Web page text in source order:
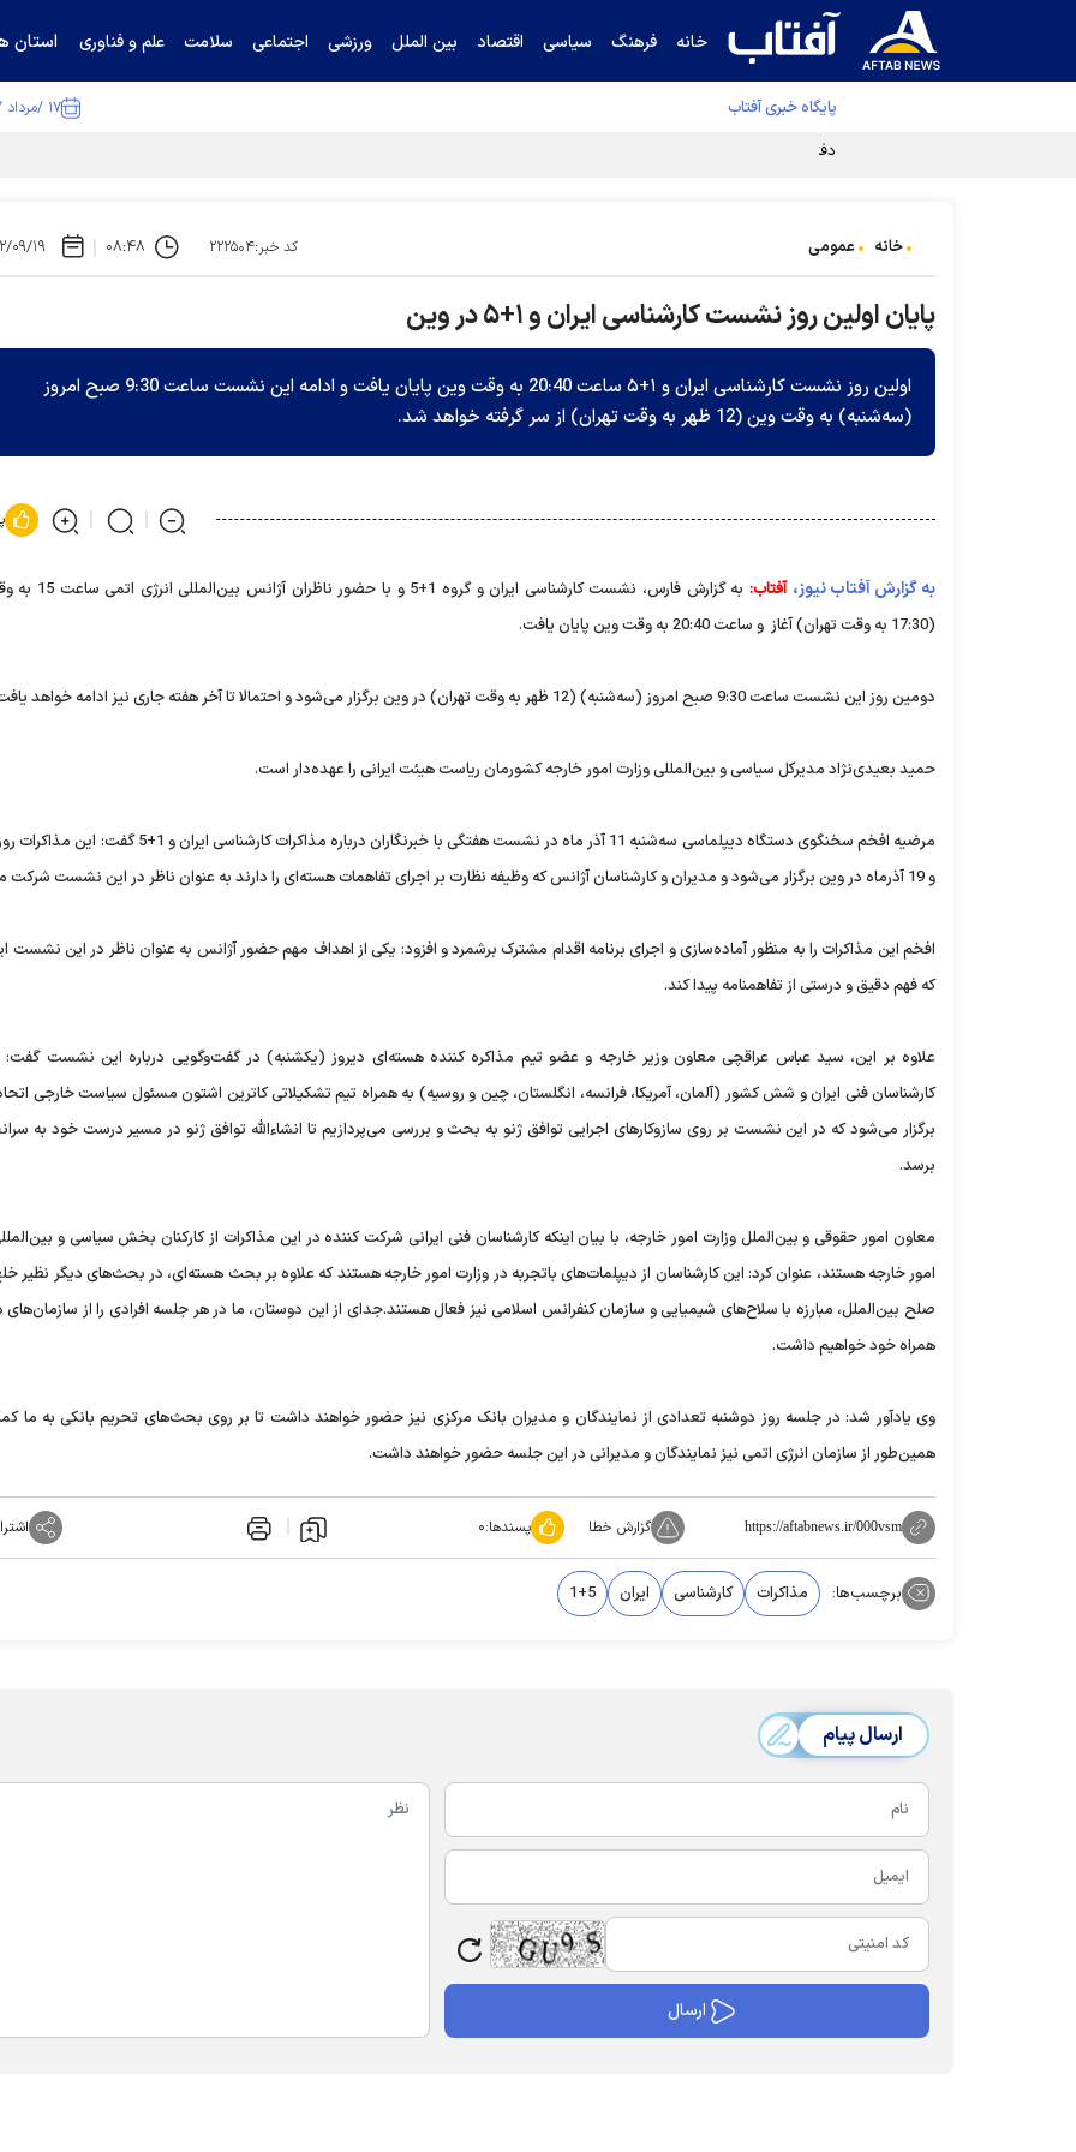
خانه فرهنگ سیاسی اقتصاد بین الملل ورزشی اجتماعی سلامت علم و فناوری استان
پایگاه خبری آفتاب ۱۷ /مرداد /۱۴۰۵
دفتر رهبر انقلاب ادعای خرازی درباره پزشکیان را تکذیب کرد
خانه عمومی کد خبر:۲۲۲۵۰۴ ۰۸:۴۸ ۱۳۹۲/
پایان اولین روز نشست کارشناسی ایران و ۱+۵ در وین
اولین روز نشست کارشناسی ایران و ۱+۵ ساعت 20:40 به وقت وین پایان یافت و ادامه این نشست ساعت 9:30 صبح امروز
(سه‌شنبه) به وقت وین (12 ظهر به وقت تهران) از سر گرفته خواهد شد.
به گزارش آفتاب نیوز، آفتاب:
به گزارش فارس، نشست کارشناسی ایران
(17:30 به وقت تهران) آغاز و ساعت 20:40 به وقت وین پایان یافت.
دومین روز این نشست ساعت 9:30 صبح امروز (سه‌شنبه) (12 ظهر به وقت تهران) در وین برگزار می‌شود و احتمالا تا آخر هفته جاری نیز ادامه خواهد یافت.
حمید بعیدی‌نژاد مدیرکل سیاسی و بین‌المللی وزارت امور خارجه کشورمان ریاست هیئت ایرانی را عهده‌دار است.
و 19 آذرماه در وین برگزار می‌شود و مدیران و کارشناسان آژانس که وظیفه نظارت بر اجرای تفاهمات هسته‌ای را دارند به عنوان ناظر در این نشست شرکت می‌کنند.
افخم این مذاکرات را به منظور آماده‌سازی و اجرای برنامه اقدام مشترک برشمرد و افزود: یکی از اهداف مهم حضور آژانس به عنوان ناظر در این نشست
که فهم دقیق و درستی از تفاهمنامه پیدا کند.
علاوه بر این، سید عباس عراقچی معاون وزیر خارجه و عضو تیم مذاکره کننده هسته‌ای دیروز (یکشنبه) در گفت‌وگویی درباره این نشست
کارشناسان فنی ایران و شش کشور (آلمان، آمریکا،‌ فرانسه، انگلستان، چین و روسیه) به همراه تیم تشکیلاتی کاترین اشتون مسئول سیاست خارجی
برگزار می‌شود که در این نشست بر روی سازوکارهای اجرایی توافق ژنو به بحث و بررسی می‌پردازیم تا انشاءالله توافق ژنو در مسیر درست خود به
برسد.
معاون امور حقوقی و بین‌الملل وزارت امور خارجه، با بیان اینکه کارشناسان فنی ایرانی شرکت کننده در این مذاکرات از کارکنان بخش سیاسی و
امور خارجه هستند، عنوان کرد: این کارشناسان از دیپلمات‌های باتجربه در وزارت امور خارجه هستند که علاوه بر بحث هسته‌ای، در بحث‌های دیگر نظیر
صلح بین‌الملل، مبارزه با سلاح‌های شیمیایی و سازمان کنفرانس اسلامی نیز فعال هستند.جدای از این دوستان، ما در هر جلسه افرادی را از سازمان‌های
همراه خود خواهیم داشت.
وی یادآور شد: در جلسه روز دوشنبه تعدادی از نمایندگان و مدیران بانک مرکزی نیز حضور خواهند داشت تا بر روی بحث‌های تحریم بانکی به ما
همین‌طور از سازمان انرژی اتمی نیز نمایندگان و مدیرانی در این جلسه حضور خواهند داشت.
https://aftabnews.ir/000vsm گزارش خطا پسندها:۰
برچسب‌ها: مذاکرات کارشناسی ایران 1+5
ارسال پیام